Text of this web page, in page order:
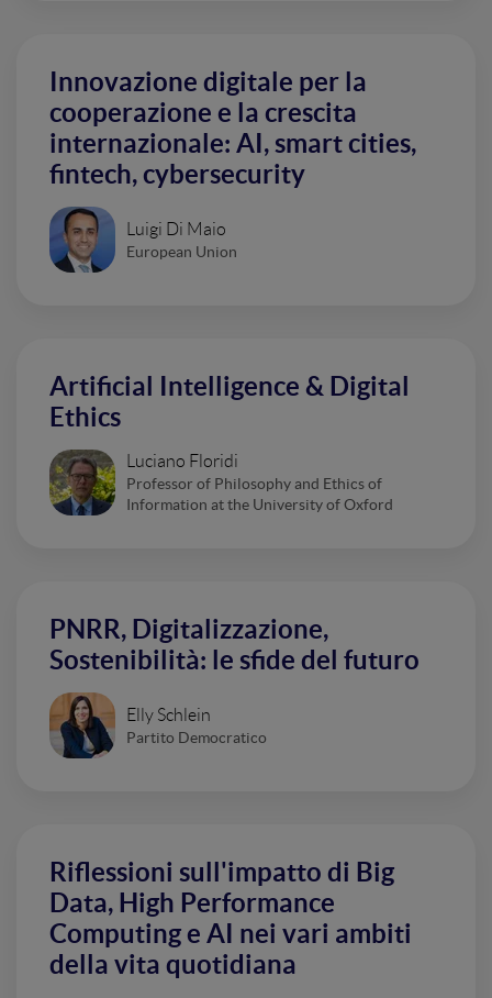
Innovazione digitale per la
cooperazione e la crescita
internazionale: AI, smart cities,
fintech, cybersecurity
Luigi Di Maio
European Union
Artificial Intelligence & Digital
Ethics
Luciano Floridi
Professor of Philosophy and Ethics of
Information at the University of Oxford
PNRR, Digitalizzazione,
Sostenibilità: le sfide del futuro
Elly Schlein
Partito Democratico
Riflessioni sull'impatto di Big
Data, High Performance
Computing e AI nei vari ambiti
della vita quotidiana